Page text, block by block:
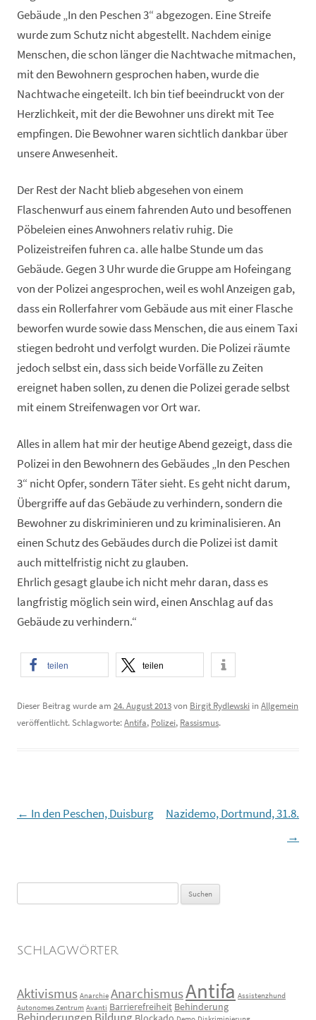
Gebäude „In den Peschen 3“ abgezogen. Eine Streife
wurde zum Schutz nicht abgestellt. Nachdem einige
Menschen, die schon länger die Nachtwache mitmachen,
mit den Bewohnern gesprochen haben, wurde die
Nachtwache eingeteilt. Ich bin tief beeindruckt von der
Herzlichkeit, mit der die Bewohner uns direkt mit Tee
empfingen. Die Bewohner waren sichtlich dankbar über
unsere Anwesenheit.
Der Rest der Nacht blieb abgesehen von einem
Flaschenwurf aus einem fahrenden Auto und besoffenen
Pöbeleien eines Anwohners relativ ruhig. Die
Polizeistreifen fuhren ca. alle halbe Stunde um das
Gebäude. Gegen 3 Uhr wurde die Gruppe am Hofeingang
von der Polizei angesprochen, weil es wohl Anzeigen gab,
dass ein Rollerfahrer vom Gebäude aus mit einer Flasche
beworfen wurde sowie dass Menschen, die aus einem Taxi
stiegen bedroht und verfolgt wurden. Die Polizei räumte
jedoch selbst ein, dass sich beide Vorfälle zu Zeiten
ereignet haben sollen, zu denen die Polizei gerade selbst
mit einem Streifenwagen vor Ort war.
Alles in allem hat mir der heutige Abend gezeigt, dass die
Polizei in den Bewohnern des Gebäudes „In den Peschen
3“ nicht Opfer, sondern Täter sieht. Es geht nicht darum,
Übergriffe auf das Gebäude zu verhindern, sondern die
Bewohner zu diskriminieren und zu kriminalisieren. An
einen Schutz des Gebäudes durch die Polizei ist damit
auch mittelfristig nicht zu glauben.
Ehrlich gesagt glaube ich nicht mehr daran, dass es
langfristig möglich sein wird, einen Anschlag auf das
Gebäude zu verhindern.“
teilen teilen
Dieser Beitrag wurde am 24. August 2013von Birgit Rydlewski in Allgemein
veröffentlicht. Schlagworte:Antifa, Polizei, Rassismus.
Beitragsnavigation
← In den Peschen, Duisburg
Nazidemo, Dortmund, 31.8.
→
nach:
SCHLAGWÖRTER
Aktivismus Anarchie AnarchismusAntifa Assistenzhund
Autonomes Zentrum Avanti Barrierefreiheit Behinderung